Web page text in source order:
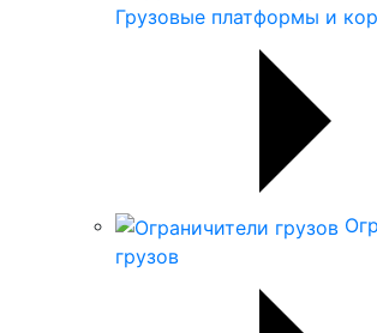
Грузовые платформы и
грузов